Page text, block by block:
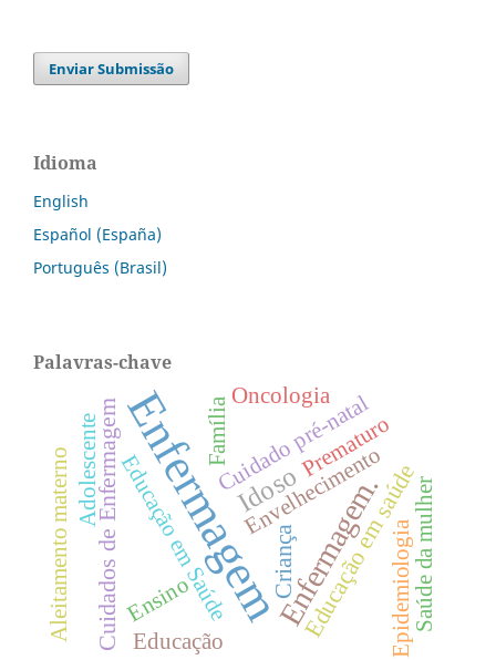
Enviar Submissão
Idioma
English
Español (España)
Português (Brasil)
Palavras-chave
EnfermagemEnfermagem.
Idoso
Cuidados de Enfermagem CriançaEducação em saúde
Cuidado pré-natal
Educação em SaúdeEnvelhecimento Saúde da mulher
Adolescente Família
Aleitamento materno Ensino Epidemiologia
Oncologia
Prematuro
Educação